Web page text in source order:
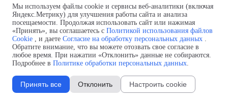
ПЧ OptimusDrive AD800B-4T037H-
045L-PU0BCU0B 37 кВт
ПЧ OptimusDrive AD800B-4T037H-
045L-PU0B 37 кВт
ПЧ OptimusDrive AD800B-4T045H-
055L-PU0BCU0B 45 кВт
ПЧ OptimusDrive AD800B-4T045H-
055L-PU0B 45 кВт
Siemens ПЧ и УПП
▼
Обзор ПЧ и УПП Siemens
Мы используем файлы cookie и сервисы веб-аналитики (включая
Яндекс.Метрику) для улучшения работы сайта и анализа
посещаемости. Продолжая использовать сайт или нажимая
«Принять», вы соглашаетесь с Политикой использования файлов
Cookie , и даете Согласие на обработку персональных данных .
Обратите внимание, что вы можете отозвать свое согласие в
любое время. При нажатии «Отклонить» данные не собираются.
Подробнее в Политике обработки персональных данных.
Принять все Отклонить Настроить cookie